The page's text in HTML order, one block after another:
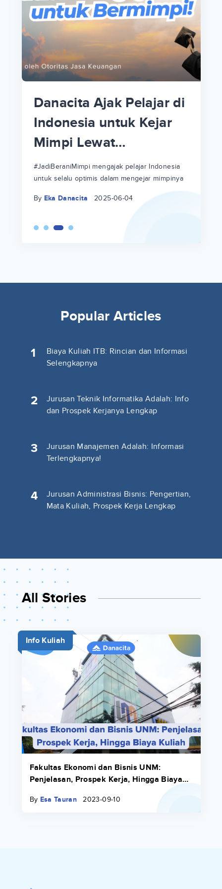
Danacita Ajak Pelajar di
Indonesia untuk Kejar
Mimpi Lewat
#JadiBeraniMimpi
#JadiBeraniMimpi mengajak pelajar Indonesia
untuk selalu optimis dalam mengejar mimpinya
By Eka Danacita 2025-06-04
Popular Articles
1
Biaya Kuliah ITB: Rincian dan Informasi
Selengkapnya
2
Jurusan Teknik Informatika Adalah: Info
dan Prospek Kerjanya Lengkap
3
Jurusan Manajemen Adalah: Informasi
Terlengkapnya!
4
Jurusan Administrasi Bisnis: Pengertian,
Mata Kuliah, Prospek Kerja Lengkap
All Stories
Info Kuliah
Fakultas Ekonomi dan Bisnis UNM:
Penjelasan, Prospek Kerja, Hingga Biaya
By Esa Tauran 2023-09-10